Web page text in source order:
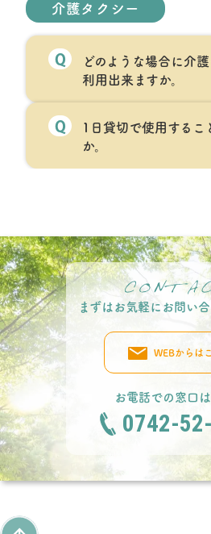
介護タクシー
Q
どのような場合に介
利用出来ますか。
Q
1日貸切で使用するこ
か。
まずはお気軽にお問い
WEBからは
お電話での窓口
0742-